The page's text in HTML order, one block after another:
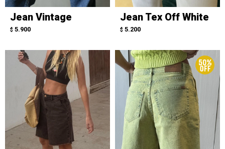
Jean Vintage
$ 5.900
Jean Tex Off White
$ 5.200